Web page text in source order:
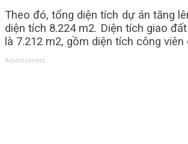
Theo đó, tổng diện tích dự án tăng
diện tích 8.224 m2. Diện tích giao
là 7.212 m2, gồm diện tích công
Advertisement